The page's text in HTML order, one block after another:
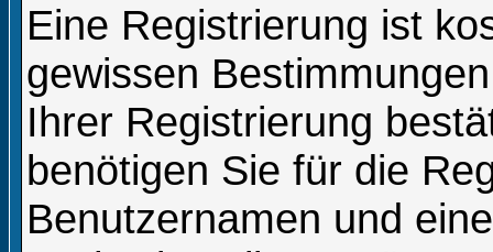
Eine Registrierung ist
gewissen
Ihrer Registrierung
benötigen Sie für die
Benutzernamen und